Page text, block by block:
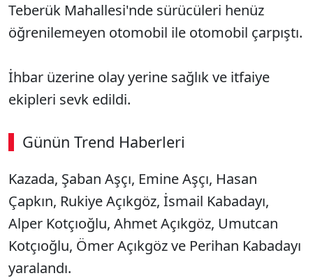
Teberük Mahallesi'nde sürücüleri henüz
öğrenilemeyen otomobil ile otomobil çarpıştı.
İhbar üzerine olay yerine sağlık ve itfaiye
ekipleri sevk edildi.
Günün Trend Haberleri
00:02 / 08:06
Kazada, Şaban Aşçı, Emine Aşçı, Hasan
Çapkın, Rukiye Açıkgöz, İsmail Kabadayı,
Alper Kotçıoğlu, Ahmet Açıkgöz, Umutcan
Kotçıoğlu, Ömer Açıkgöz ve Perihan Kabadayı
yaralandı.